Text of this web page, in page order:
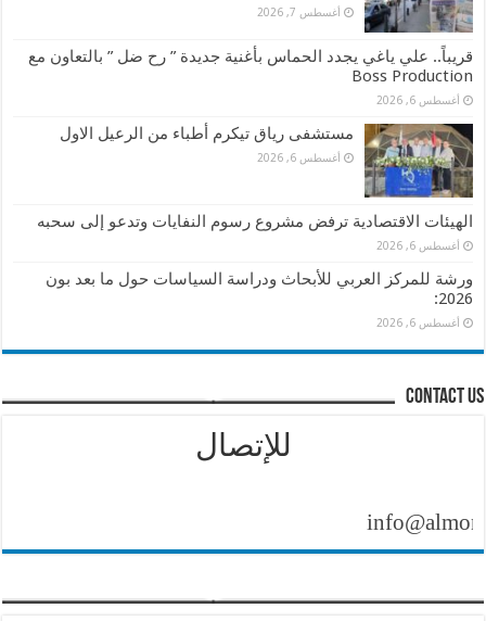
أغسطس 7, 2026
قريباً.. علي ياغي يجدد الحماس بأغنية جديدة ” رح ضل ” بالتعاون مع
Boss Production
أغسطس 6, 2026
مستشفى رياق تيكرم أطباء من الرعيل الاول
أغسطس 6, 2026
الهيئات الاقتصادية ترفض مشروع رسوم النفايات وتدعو إلى سحبه
أغسطس 6, 2026
ورشة للمركز العربي للأبحاث ودراسة السياسات حول ما بعد بون
2026:
أغسطس 6, 2026
contact us
للإتصال